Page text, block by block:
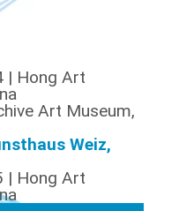
| Hong Art
Art Museum,
Weiz,
| Hong Art